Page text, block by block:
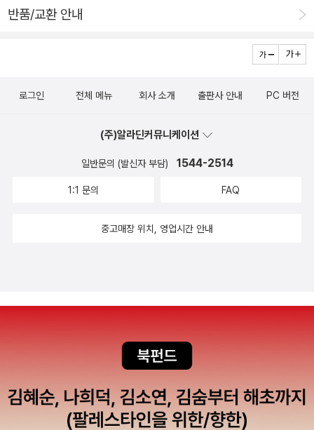
가 아닌가 싶습니다. 연인들을 위한 외국어사전 언어, 외국, 그
굉장히 재미있게 읽었습니다. 중국인 여성이 영국으로 어학 연수
그러면서 인간적으로 성숙해지는 그런 내용이에요. 이 책의 원서
인의 용의자 비카스 스와루프의 <슬럼독 밀리어네어>를 읽고
주제나 작품의 전반적인 분위기가 비슷합니다. 비카스 스와루프
는 문학을 전공하지도 않았고, 프로 작가도 아닌데 이야기 구성을
종교 문제나 사회적 분위기를 전하는 점이 멋지고 마음에 듭니다.
다. 여행 에세이지만 2,30대 여성들이 살면서 느끼는 소소한 재
에 대한 불안감 같은 것이 잘 녹아있는 책이에요. 여행 에세이를
굉장히 좋아하는 편이 아닌데 이 책은 정말 너무나도 마음에 들어
만, 어쨌든 처음 읽었을 때의 감동과 재미가 아직도 기억나는 작
야기가 얽히고 설켜서 하나의 결론으로 치닫는 구성은 꽤 흥미롭
점에서 집중력은 떨어지는 편이다.결국은 읽는 내내 그래서 어찌
에서는뭔가 말끔히 해소된 기분보다, 작가에게 이리저리 끌려다
<오만과 편견>의 자칭 애독자로서, 아류작!이라는 고정관념 하
에 보지 않으려 했으나;;; 읽고 나서는 전혀 후회없었던 작품이다.
람들에게 전혀 욕 먹지 않을 정도로, 원작의 캐릭터나 플롯을 잘
오리였는데, <반짝반짝 빛나는>과 <낙하하는 저녁>에서 완전
며 읽어보는 작품들은 그 어느 것도 마음에 들지 않았는데, 이번
작품 <좌안>도 마찬가지. 그냥, 늙어가고 있는 나 자신이 슬펐을
불만은 작품해설입니다. 불확실한 정보를 불변의 사실인양 소개
례 보았습니다. 사용하고 있는 용어에 대한 이해조차 의심스러운
까하는 생각이 들 때도 있었습니다. 문외한인 제가 봐도 특정 장
번역자가 모두 전문가일 필요는 없습니다. 그렇지만 전문가인 양
하는 것은 거부합니다.물론 이런 실수는 대부분 초기 번역 작품에
다. 돌이켜보니 조영학 씨가 번역한 작품 중 상당히 많은 작품을
으려고 마음 먹은 작품들이네요.
랐다.예스가 당일배송 한 네번에 세번쯤 못 지킨 이후로, 예스에
외서리뷰 이벤트에서 나를 제외한 후, 알라딘에도 정이좀 떨어지
긴 했다.(하이드 뒤끝 쩝니다.)무튼,이렇게 책 사는 양이 줄었음
에도 불구하고,최근에산 책들은루이스 사폰이라는 이름에 덥썩
직 읽지 않고 있는 책.왠지 사야할 것 같아서 샀는데 섹스, 폭력,
와는 거리가 멀어 한 때 추리소설 하면 생각했던, 총질하고,야하
고,얼토당토않은 비현실적 영웅 있는 킬링타임용 소설. 확실히 예
그걸 까맣게 잊고 이걸 사고, 읽어버린 나를 보면, 확실히 마케팅
이고, 표지는 성의없고, 의미없고, 인테리어는 진짜 뷁이지만, 책
은 재미있었다.'신문하다' 가 절대로 틀렸고, '심문하다'가 맞는 줄
알았는데, 둘 다 같은 뜻이 있구나. 비채라서 놀랍지는 않지만, 전
편도 오타로 무지 까였던걸로 기억하는데, 이번편에도 오타가 꽤
반품/교환 안내
로그인 전체 메뉴 회사 소개 출판사 안내 PC 버전
(주)알라딘커뮤니케이션
일반문의 (발신자 부담) 1544-2514
1:1 문의 FAQ
중고매장 위치, 영업시간 안내